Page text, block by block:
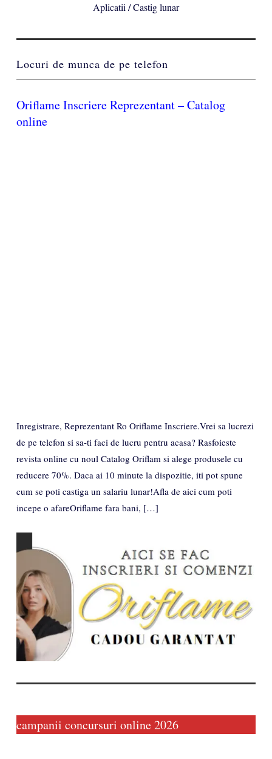
Aplicatii / Castig lunar
Locuri de munca de pe telefon
Oriflame Inscriere Reprezentant – Catalog
online
Inregistrare, Reprezentant Ro Oriflame Inscriere.Vrei sa lucrezi
de pe telefon si sa-ti faci de lucru pentru acasa? Rasfoieste
revista online cu noul Catalog Oriflam si alege produsele cu
reducere 70%. Daca ai 10 minute la dispozitie, iti pot spune
cum se poti castiga un salariu lunar!Afla de aici cum poti
incepe o afareOriflame fara bani, […]
campanii concursuri online 2026